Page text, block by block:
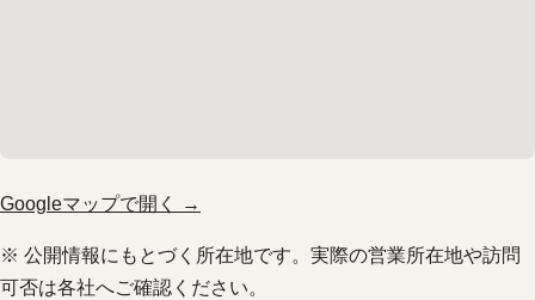
Googleマップで開く →
※ 公開情報にもとづく所在地です。実際の営業所在地や訪問
可否は各社へご確認ください。